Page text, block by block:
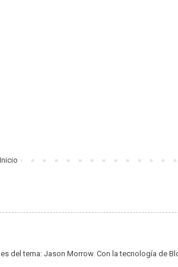
Inicio
del tema: Jason Morrow. Con la tecnología de